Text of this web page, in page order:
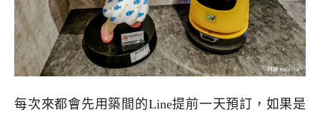
每次來都會先用築間的Line提前一天預訂，如果是